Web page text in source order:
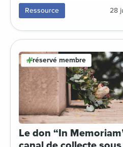
collecteurs selon leur
Décryptage avec la nouvelle
Legacy Foresight sur les
contexte multi-culturel et
ethnique.
Ressource 28
réservé membre
Le don “In